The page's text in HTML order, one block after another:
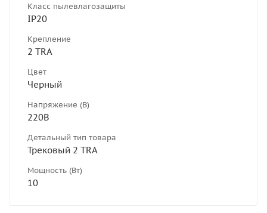
Класс пылевлагозащиты
IP20
Крепление
2 TRA
Цвет
Черный
Напряжение (В)
220В
Детальный тип товара
Трековый 2 TRA
Мощность (Вт)
10